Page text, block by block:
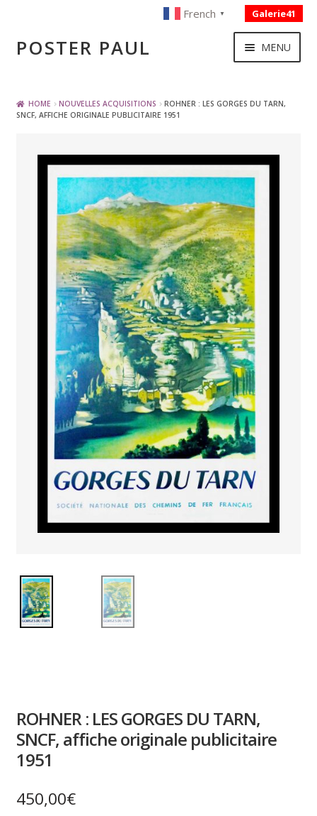
Skip
to
Skip
toPOSTER PAUL
French ▼ Galerie41
MENU
BOISSON – ALIMENTATION
VOYAGE – TRANSPORT
SPORT – COURSE AUTOMOBILE – CYCLES
TOURISME FRANCAIS
PAYS ETRANGER
THEATRE – EXPOSITION
GUERRE ORIENTALISME
AFFICHES PETITES TAILLES
HOME NOUVELLES ACQUISITIONS
ROHNER : LES GORGES DU TARN,
SNCF, AFFICHE ORIGINALE PUBLICITAIRE 1951
ROHNER : LES GORGES DU TARN,
SNCF, affiche originale publicitaire
1951
450,00€